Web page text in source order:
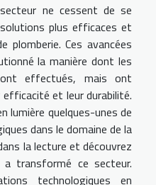
ne cessent de se
plus efficaces et
plomberie. Ces avancées
la manière dont les
effectués, mais ont
et leur durabilité.
lumière quelques-unes de
dans le domaine de la
la lecture et découvrez
transformé ce secteur.
technologiques en